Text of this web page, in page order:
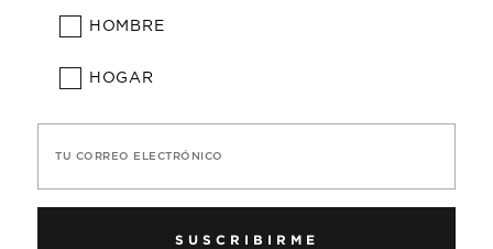
HOMBRE
HOGAR
TU CORREO ELECTRÓNICO
SUSCRIBIRME